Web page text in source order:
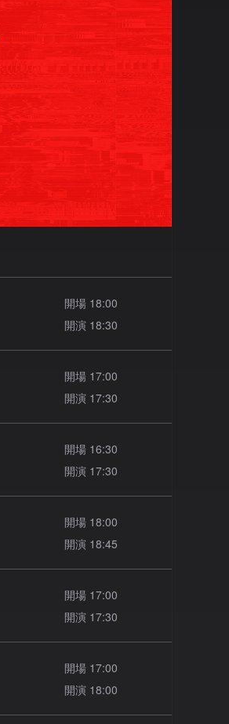
開場 18:00
開演 18:30
開場 17:00
開演 17:30
開場 16:30
開演 17:30
開場 18:00
開演 18:45
開場 17:00
開演 17:30
開場 17:00
開演 18:00